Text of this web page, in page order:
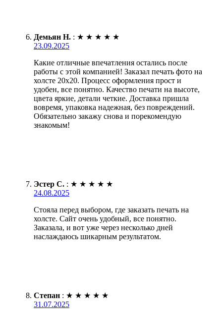
Демьян Н. : ★ ★ ★ ★ ★
23.09.2025
Какие отличные впечатления остались после
работы с этой компанией! Заказал печать фото на
холсте 20х20. Процесс оформления прост и
удобен, все понятно. Качество печати на высоте,
цвета яркие, детали четкие. Доставка пришла
вовремя, упаковка надежная, без повреждений.
Обязательно закажу снова и порекомендую
знакомым!
Эстер С. : ★ ★ ★ ★ ★
24.08.2025
Стояла перед выбором, где заказать печать на
холсте. Сайт очень удобный, все понятно.
Заказала, и вот уже через несколько дней
наслаждаюсь шикарным результатом.
Степан : ★ ★ ★ ★ ★
31.07.2025